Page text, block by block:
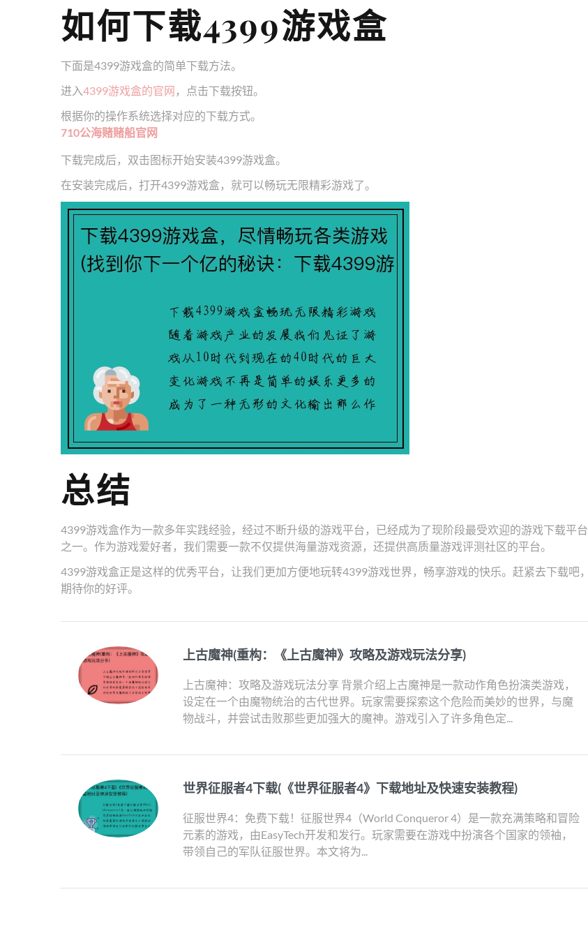
如何下载4399游戏盒
下面是4399游戏盒的简单下载方法。
进入4399游戏盒的官网 ，点击下载按钮。
根据你的操作系统选择对应的下载方式。
710公海赌赌船官网
下载完成后，双击图标开始安装4399游戏盒。
在安装完成后，打开4399游戏盒，就可以畅玩无限精彩游戏了。
总结
4399游戏盒作为一款多年实践经验，经过不断升级的游戏平台，已经成为了现阶段最受欢迎的游戏下载平台
之一。作为游戏爱好者，我们需要一款不仅提供海量游戏资源，还提供高质量游戏评测社区的平台。
4399游戏盒正是这样的优秀平台，让我们更加方便地玩转4399游戏世界，畅享游戏的快乐。赶紧去下载吧，
期待你的好评。
上古魔神(重构：《上古魔神》攻略及游戏玩法分享)
上古魔神：攻略及游戏玩法分享 背景介绍上古魔神是一款动作角色扮演类游戏，
设定在一个由魔物统治的古代世界。玩家需要探索这个危险而美妙的世界，与魔
物战斗，并尝试击败那些更加强大的魔神。游戏引入了许多角色定...
世界征服者4下载(《世界征服者4》下载地址及快速安装教程)
征服世界4：免费下载！征服世界4（World Conqueror 4）是一款充满策略和冒险
元素的游戏，由EasyTech开发和发行。玩家需要在游戏中扮演各个国家的领袖，
带领自己的军队征服世界。本文将为...